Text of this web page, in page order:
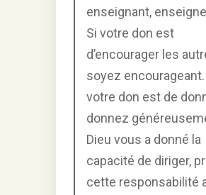
enseignant,
Si votre don est
d’encourager les
soyez encourageant.
votre don est de
donnez
Dieu vous a donné la
capacité de diriger,
cette responsabilité